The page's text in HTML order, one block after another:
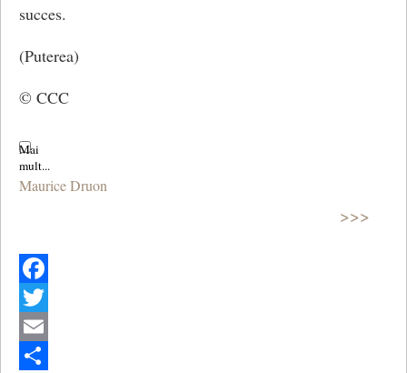
succes.
(Puterea)
© CCC
Maurice Druon
>>>
Facebook
Twitter
Email